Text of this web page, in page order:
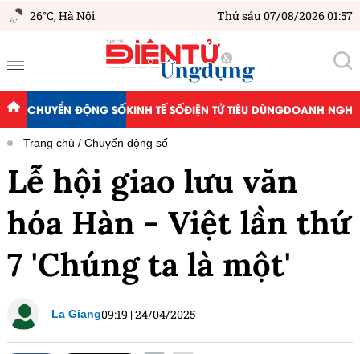
26°C,Hà Nội Thứ sáu 07/08/2026 01:57
CHUYỂN ĐỘNG SỐKINH TẾ SỐĐIỆN TỬ TIÊU DÙNGDOANH
Trang chủ Chuyển động số
Lễ hội giao lưu văn
hóa Hàn - Việt lần thứ
7 'Chúng ta là một'
La Giang09:19 |24/04/2025